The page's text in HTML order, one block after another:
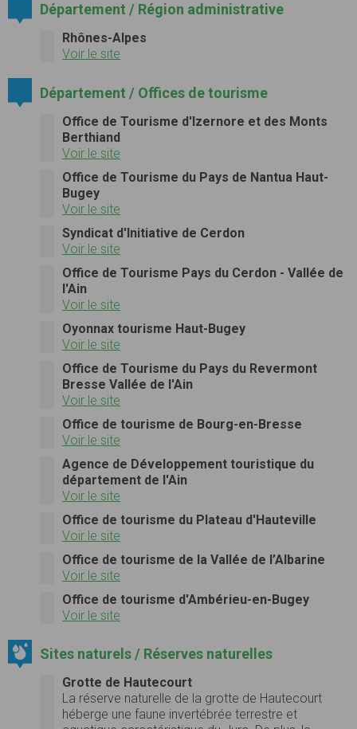
Département / Région administrative
Rhônes-Alpes
Voir le site
Département / Offices de tourisme
Office de Tourisme d'Izernore et des Monts
Berthiand
Voir le site
Office de Tourisme du Pays de Nantua Haut-
Bugey
Voir le site
Syndicat d'Initiative de Cerdon
Voir le site
Office de Tourisme Pays du Cerdon - Vallée de
l'Ain
Voir le site
Oyonnax tourisme Haut-Bugey
Voir le site
Office de Tourisme du Pays du Revermont
Bresse Vallée de l'Ain
Voir le site
Office de tourisme de Bourg-en-Bresse
Voir le site
Agence de Développement touristique du
département de l'Ain
Voir le site
Office de tourisme du Plateau d'Hauteville
Voir le site
Office de tourisme de la Vallée de l’Albarine
Voir le site
Office de tourisme d'Ambérieu-en-Bugey
Voir le site
Sites naturels / Réserves naturelles
Grotte de Hautecourt
La réserve naturelle de la grotte de Hautecourt
héberge une faune invertébrée terrestre et